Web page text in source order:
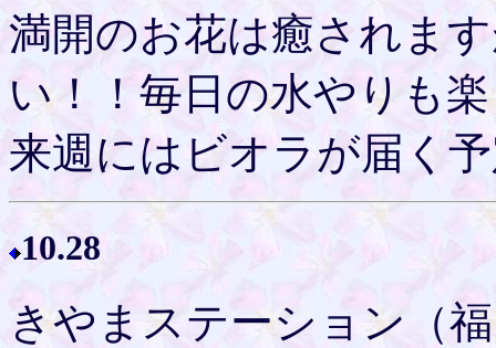
満開のお花は癒されま
い！！毎日の水やりも
来週にはビオラが届く
10.28
きやまステーション（